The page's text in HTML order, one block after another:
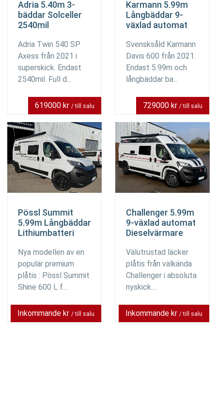
Adria 5.40m 3-
bäddar Solceller
2540mil
Adria Twin 540 SP
Axess från 2021 i
superskick. Endast
2540mil. Full d...
619000 kr / till salu
Karmann 5.99m
Långbäddar 9-
växlad automat
Svensksåld Karmann
Davis 600 från 2021.
Endast 5.99m och
långbäddar ba...
729000 kr / till salu
Pössl Summit
5.99m Långbäddar
Lithiumbatteri
Nya modellen av en
populär premium
plåtis : Pössl Summit
Shine 600 L f...
Inkommande kr / till salu
Challenger 5.99m
9-växlad automat
Dieselvärmare
Välutrustad läcker
plåtis från välkända
Challenger i absoluta
nyskick....
Inkommande kr / till salu